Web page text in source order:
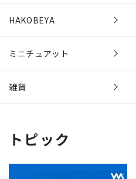
HAKOBEYA
ミニチュアット
雑貨
トピック